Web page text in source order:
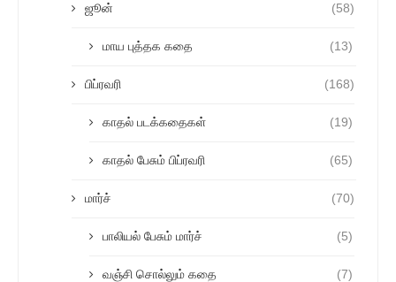
ஜூன் (58)
மாய புத்தக கதை (13)
பிப்ரவரி (168)
காதல் படக்கதைகள் (19)
காதல் பேசும் பிப்ரவரி (65)
மார்ச் (70)
பாலியல் பேசும் மார்ச் (5)
வஞ்சி சொல்லும் கதை (7)